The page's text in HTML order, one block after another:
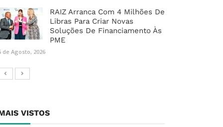
RAIZ Arranca Com 4 Milhões De
Libras Para Criar Novas
Soluções De Financiamento Às
PME
de Agosto, 2026
VISTOS